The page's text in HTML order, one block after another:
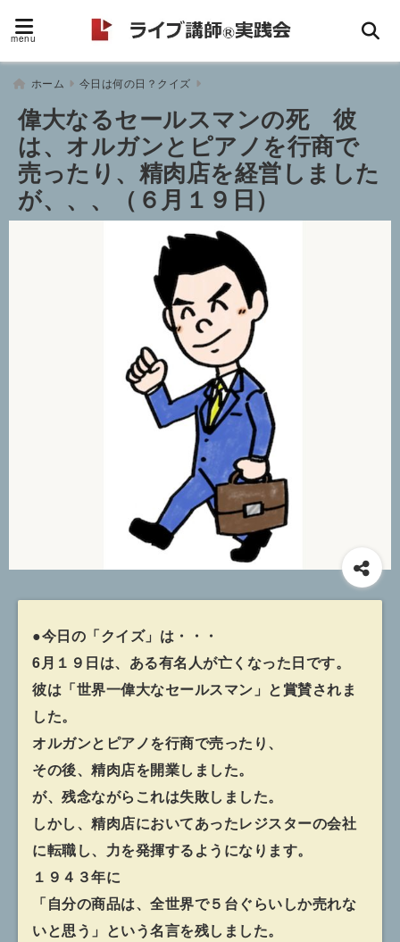
menu
ホーム 今日は何の日？クイズ
偉大なるセールスマンの死 彼
は、オルガンとピアノを行商で
売ったり、精肉店を経営しました
が、、、（６月１９日）
●今日の「クイズ」は・・・
6月１９日は、ある有名人が亡くなった日です。
彼は「世界一偉大なセールスマン」と賞賛されま
した。
オルガンとピアノを行商で売ったり、
その後、精肉店を開業しました。
が、残念ながらこれは失敗しました。
しかし、精肉店においてあったレジスターの会社
に転職し、力を発揮するようになります。
１９４３年に
「自分の商品は、全世界で５台ぐらいしか売れな
いと思う」という名言を残しました。